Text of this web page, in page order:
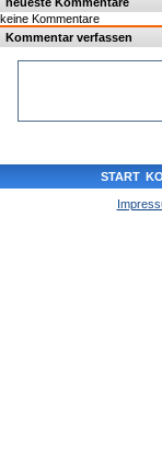
keine Kommentare
Kommentar verfassen
START